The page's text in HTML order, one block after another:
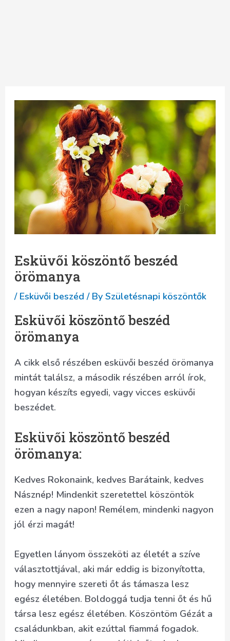
Esküvői köszöntő beszéd
örömanya
/ Esküvői beszéd / By Születésnapi köszöntők
Esküvői köszöntő beszéd
örömanya
A cikk első részében esküvői beszéd örömanya
mintát találsz, a második részében arról írok,
hogyan készíts egyedi, vagy vicces esküvői
beszédet.
Esküvői köszöntő beszéd
örömanya:
Kedves Rokonaink, kedves Barátaink, kedves
Násznép! Mindenkit szeretettel köszöntök
ezen a nagy napon! Remélem, mindenki nagyon
jól érzi magát!
Egyetlen lányom összeköti az életét a szíve
választottjával, aki már eddig is bizonyította,
hogy mennyire szereti őt ás támasza lesz
egész életében. Boldoggá tudja tenni őt és hű
társa lesz egész életében. Köszöntöm Gézát a
családunkban, akit ezúttal fiammá fogadok.